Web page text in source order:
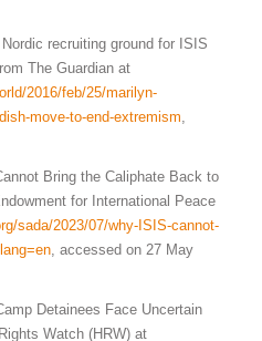
recruiting ground for ISIS
The Guardian at
2016/feb/25/marilyn-
move-to-end-extremism
Bring the Caliphate Back to
for International Peace
sada/2023/07/why-ISIS-cannot-
, accessed on 27 May
Detainees Face Uncertain
Watch (HRW) at